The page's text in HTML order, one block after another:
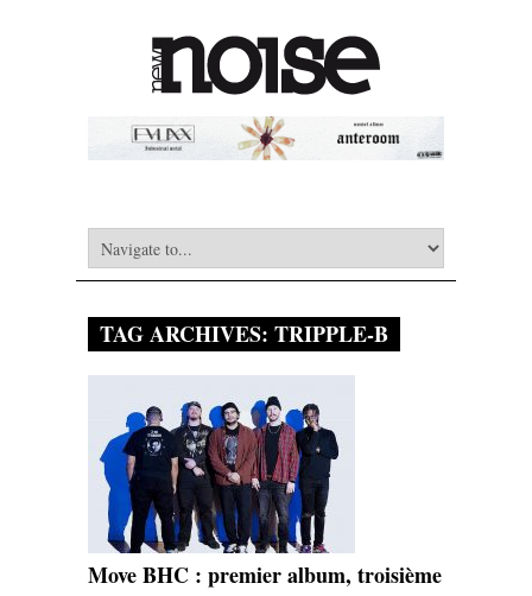
TAG ARCHIVES: TRIPPLE-B
Move BHC : premier album, troisième